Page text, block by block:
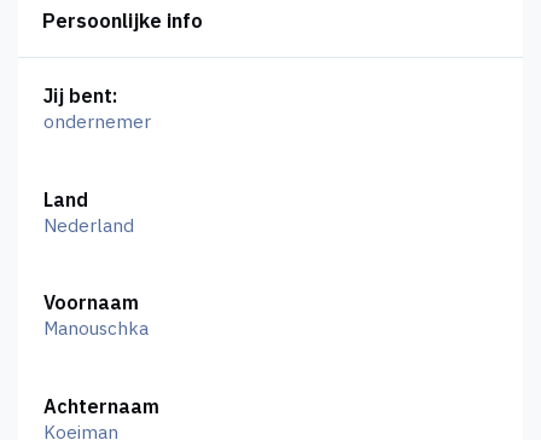
Persoonlijke info
Jij bent:
ondernemer
Land
Nederland
Voornaam
Manouschka
Achternaam
Koeiman